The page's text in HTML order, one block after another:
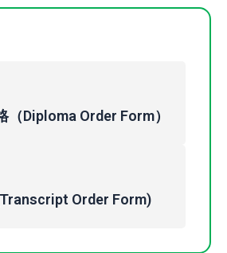
（Diploma Order Form）
Order Form)